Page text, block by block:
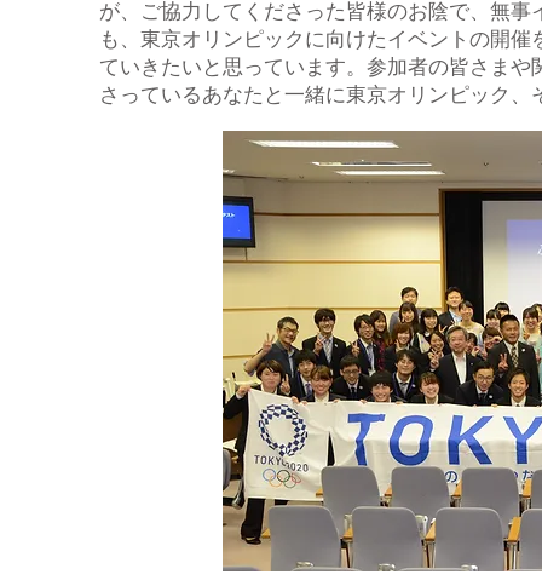
が、ご協力してくださった皆様のお陰で、無
も、東京オリンピックに向けたイベントの開
ていきたいと思っています。参加者の皆さま
さっているあなたと一緒に東京オリンピック